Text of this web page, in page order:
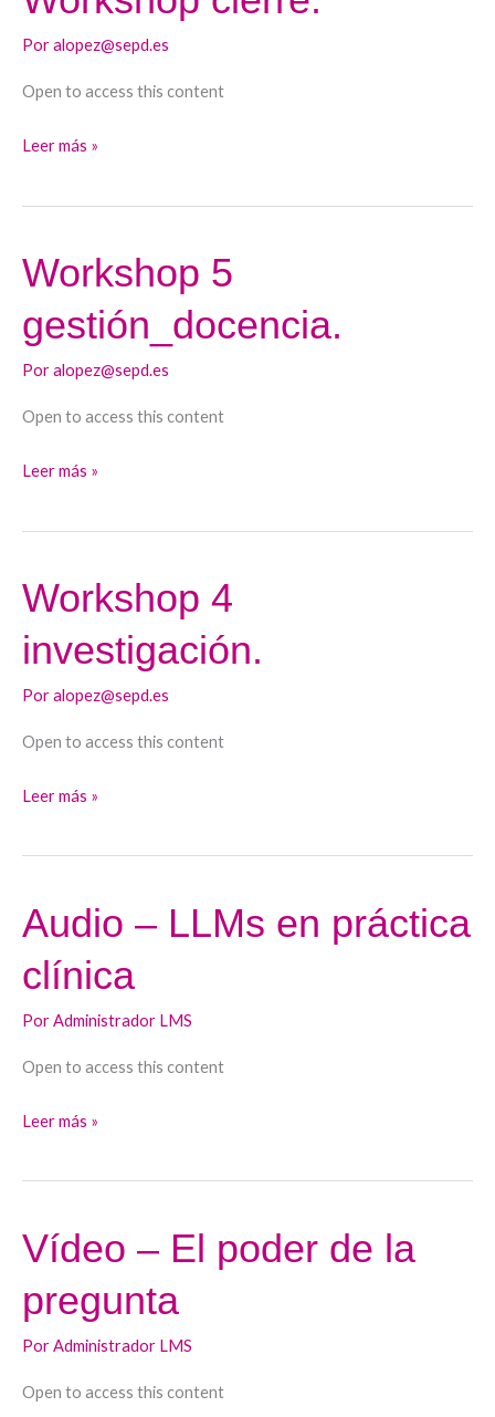
Poralopez@sepd.es
Open to access this content
cierre.
Leer más »
Workshop 5
gestión_docencia.
Poralopez@sepd.es
Open to access this content
Workshop
5
gestión_docencia.
Leer más »
Workshop 4
investigación.
Poralopez@sepd.es
Open to access this content
Workshop
4
investigación.
Leer más »
Audio – LLMs en práctica
clínica
PorAdministrador LMS
Open to access this content
Audio
–
LLMs
práctica
clínica
Leer más »
Vídeo – El poder de la
pregunta
PorAdministrador LMS
Open to access this content
Vídeo
El
poder
de
la